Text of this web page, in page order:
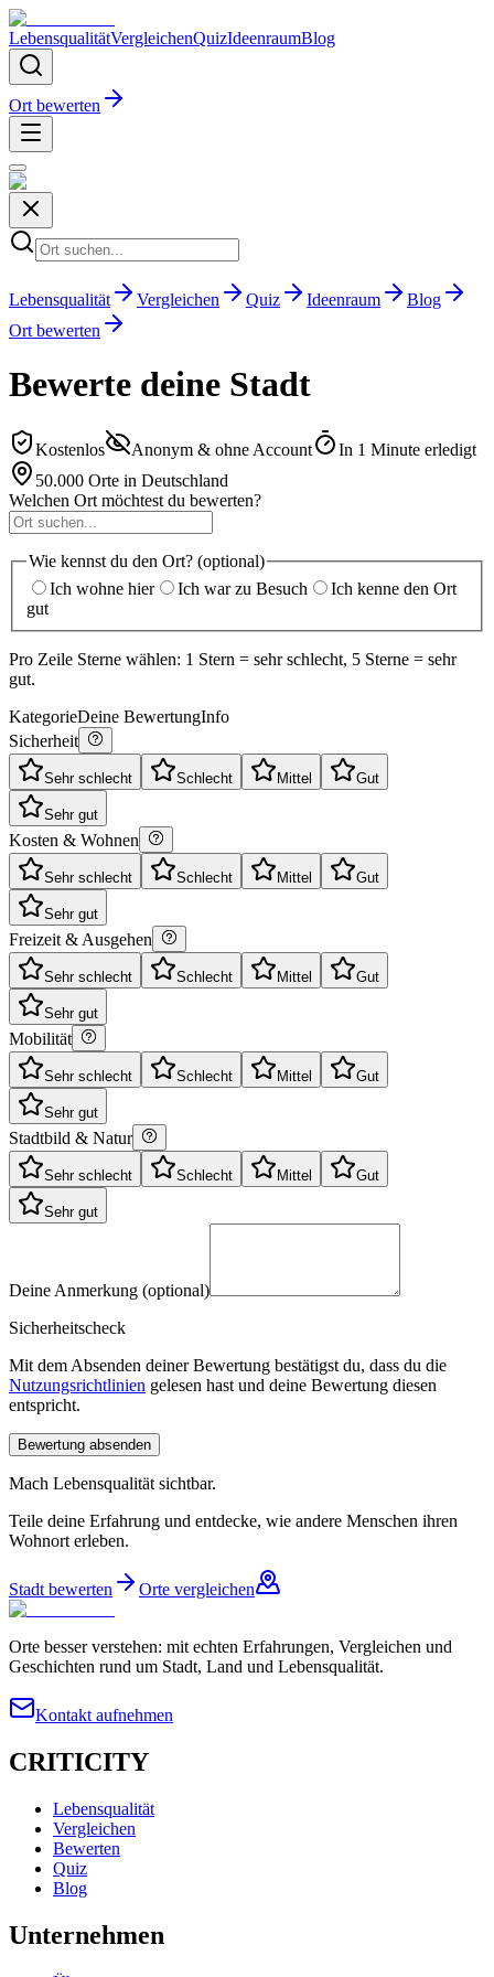
LebensqualitätVergleichenQuizIdeenraumBlog
Ort bewerten
Lebensqualität Vergleichen Quiz Ideenraum
Blog
Ort bewerten
Bewerte deine Stadt
Kostenlos Anonym & ohne Account
In 1 Minute erledigt
50.000 Orte in Deutschland
Welchen Ort möchtest du bewerten?
Wie kennst du den Ort? (optional)
Ich wohne hier
Ich war zu Besuch
Ich kenne den Ort
gut
Pro Zeile Sterne wählen: 1 Stern = sehr schlecht, 5 Sterne = sehr
gut.
KategorieDeine BewertungInfo
Sicherheit
Sehr schlecht Schlecht Mittel Gut
Sehr gut
Kosten & Wohnen
Sehr schlecht Schlecht Mittel Gut
Sehr gut
Freizeit & Ausgehen
Sehr schlecht Schlecht Mittel Gut
Sehr gut
Mobilität
Sehr schlecht Schlecht Mittel Gut
Sehr gut
Stadtbild & Natur
Sehr schlecht Schlecht Mittel Gut
Sehr gut
Deine Anmerkung (optional)
Sicherheitscheck
Mit dem Absenden deiner Bewertung bestätigst du, dass du die
Nutzungsrichtlinien gelesen hast und deine Bewertung diesen
entspricht.
Bewertung absenden
Mach Lebensqualität sichtbar.
Teile deine Erfahrung und entdecke, wie andere Menschen ihren
Wohnort erleben.
Stadt bewerten Orte vergleichen
Orte besser verstehen: mit echten Erfahrungen, Vergleichen und
Geschichten rund um Stadt, Land und Lebensqualität.
Kontakt aufnehmen
CRITICITY
Lebensqualität
Vergleichen
Bewerten
Quiz
Blog
Unternehmen